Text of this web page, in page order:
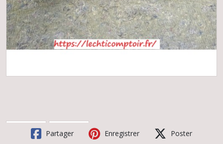
Partager Enregistrer Poster